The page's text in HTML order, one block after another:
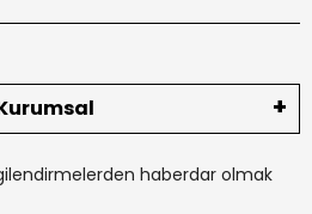
haberdar olmak